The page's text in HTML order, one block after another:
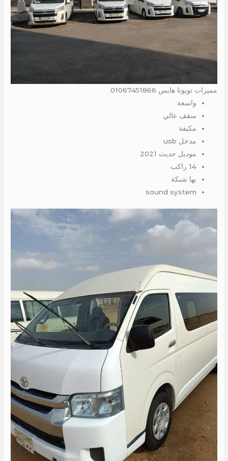
مميزات تويوتا هايس 01067451866
واسعة
سقف عالي
مكيفة
مدخل usb
موديل حديث 2021
14 راكب
بها شبكة
sound system